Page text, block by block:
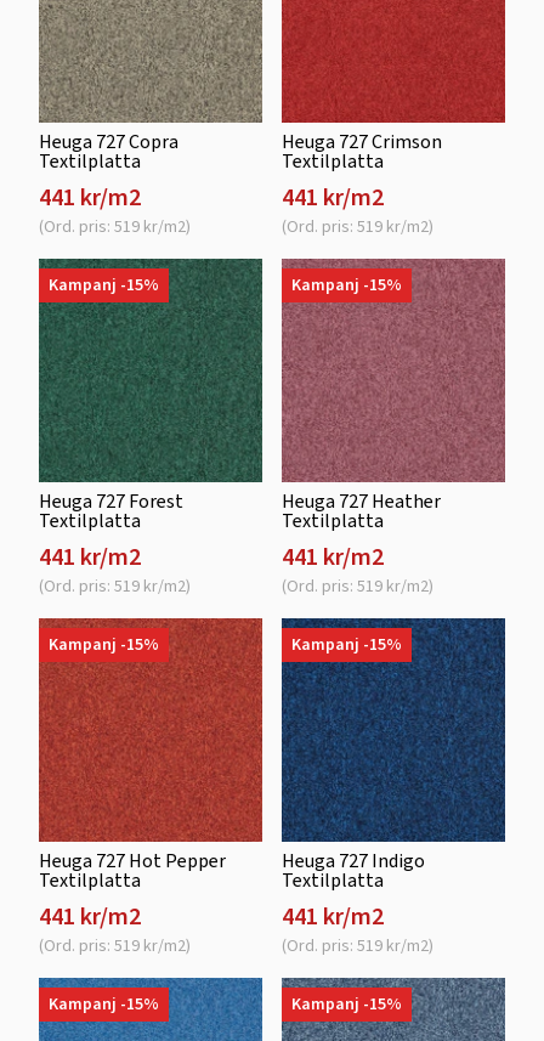
Heuga 727 Copra
Textilplatta
441 kr/m2
(Ord. pris: 519 kr/m2)
Heuga 727 Crimson
Textilplatta
441 kr/m2
(Ord. pris: 519 kr/m2)
Kampanj -15%
Heuga 727 Forest
Textilplatta
441 kr/m2
(Ord. pris: 519 kr/m2)
Kampanj -15%
Heuga 727 Heather
Textilplatta
441 kr/m2
(Ord. pris: 519 kr/m2)
Kampanj -15%
Heuga 727 Hot Pepper
Textilplatta
441 kr/m2
(Ord. pris: 519 kr/m2)
Kampanj -15%
Heuga 727 Indigo
Textilplatta
441 kr/m2
(Ord. pris: 519 kr/m2)
Kampanj -15% Kampanj -15%